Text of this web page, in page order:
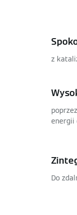
z
energii
Do